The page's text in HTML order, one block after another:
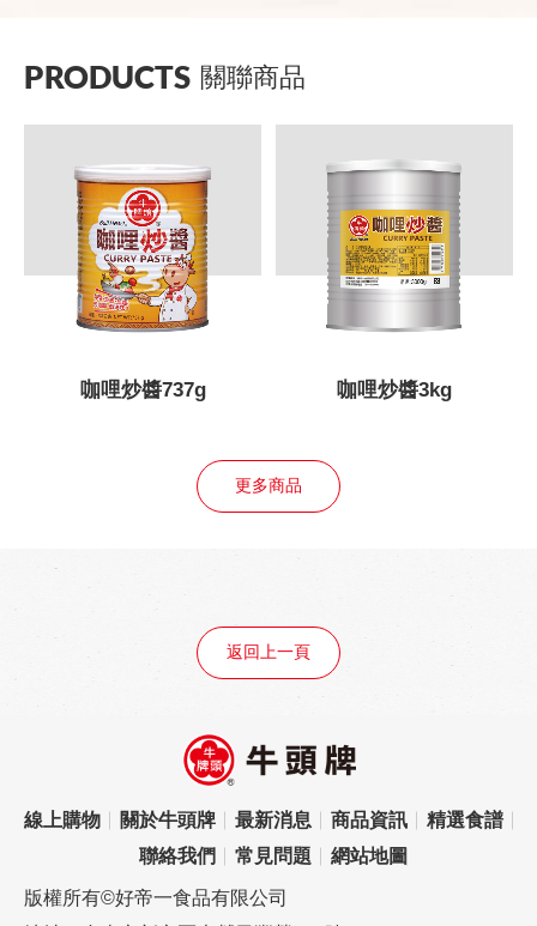
PRODUCTS 關聯商品
咖哩炒醬737g 咖哩炒醬3kg
更多商品
返回上一頁
線上購物 關於牛頭牌 最新消息 商品資訊
精選食譜
聯絡我們
常見問題 網站地圖
版權所有©好帝一食品有限公司